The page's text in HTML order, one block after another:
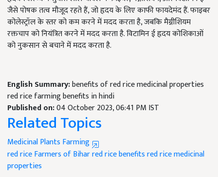
जैसे पोषक तत्व मौजूद रहते हैं, जो हृदय के लिए काफी फायदेमंद हैं. फाइबर
कोलेस्ट्रॉल के स्तर को कम करने में मदद करता है, जबकि मैग्नीशियम
रक्तचाप को नियंत्रित करने में मदद करता है. विटामिन ई हृदय कोशिकाओं
को नुकसान से बचाने में मदद करता है.
English Summary:benefits of red rice medicinal properties
red rice farming benefits in hindi
Published on:04 October 2023, 06:41 PM IST
Related Topics
Medicinal Plants Farming
red riceFarmers of Biharred rice benefitsred rice medicinal
properties